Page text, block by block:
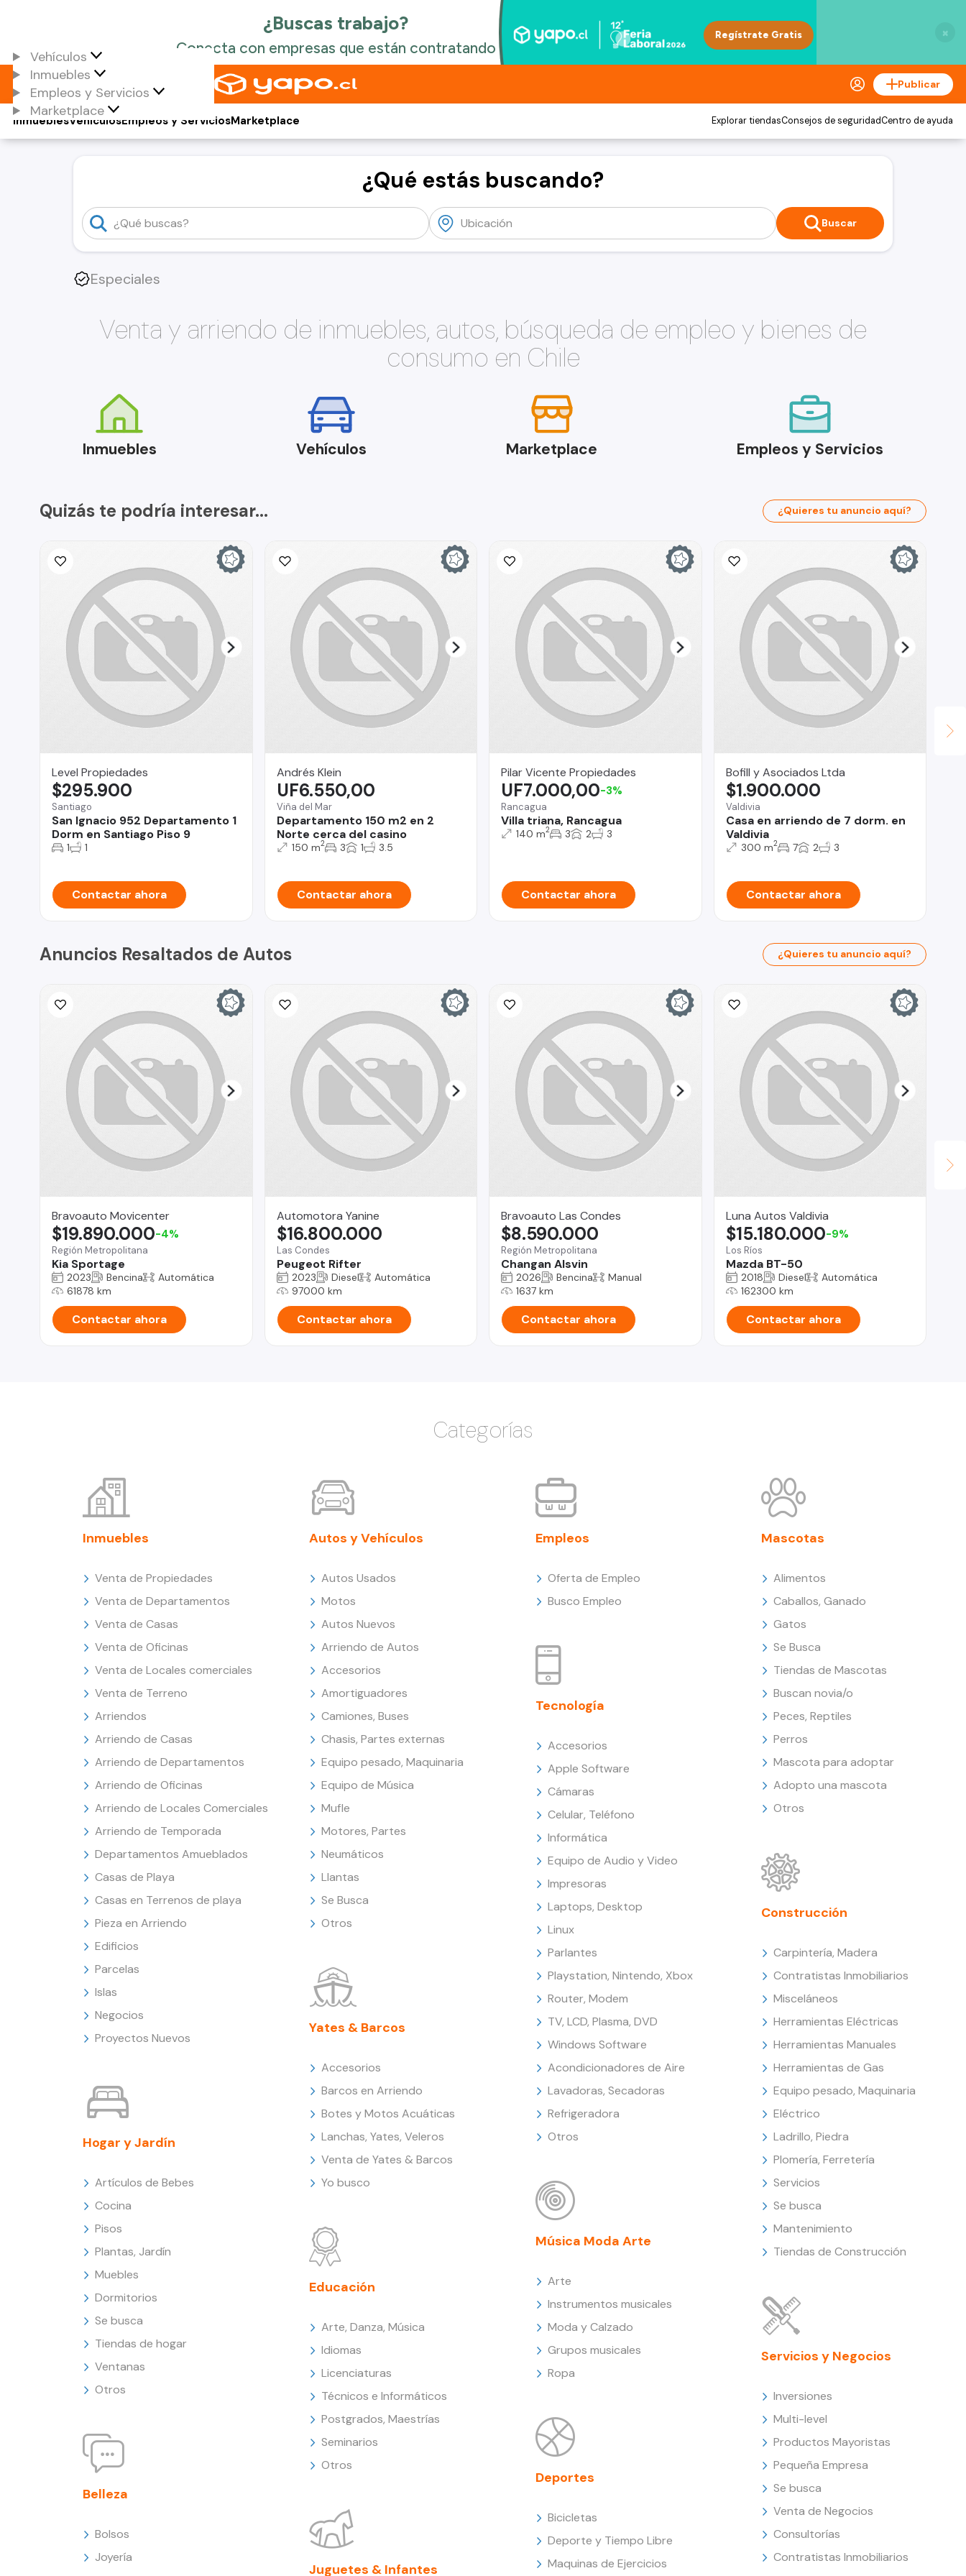
×
Vehículos
Inmuebles
Empleos y Servicios
Marketplace
Publicar
Vehículos
Inmuebles Empleos y ServiciosMarketplace Explorar tiendasConsejos de seguridadCentro de ayuda
¿Qué estás buscando?
Buscar
Especiales
Venta y arriendo de inmuebles, autos, búsqueda de empleo y bienes de
consumo en Chile
Inmuebles Vehículos Marketplace Empleos y Servicios
Quizás te podría interesar... ¿Quieres tu anuncio aquí?
Level Propiedades
Santiago
San Ignacio 952 Departamento 1
Dorm en Santiago Piso 9
$295.900
1 1
Contactar ahora
Andrés Klein
Viña del Mar
Departamento 150 m2 en 2
Norte cerca del casino
UF6.550,00
150 m2 3 1 3.5
Contactar ahora
Pilar Vicente Propiedades
Rancagua
Villa triana, Rancagua
UF7.000,00-3%
140 m2 3 2 3
Contactar ahora
Bofill y Asociados Ltda
Valdivia
Casa en arriendo de 7 dorm. en
Valdivia
$1.900.000
300 m2 7 2 3
Contactar ahora
Anuncios Resaltados de Autos ¿Quieres tu anuncio aquí?
Bravoauto Movicenter
Región Metropolitana
Kia Sportage
$19.890.000-4%
2023 Bencina
Automática
61878 km
Contactar ahora
Automotora Yanine
Las Condes
Peugeot Rifter
$16.800.000
2023 Diesel
Automática
97000 km
Contactar ahora
Bravoauto Las Condes
Región Metropolitana
Changan Alsvin
$8.590.000
2026 Bencina
Manual
1637 km
Contactar ahora
Luna Autos Valdivia
Los Ríos
Mazda BT-50
$15.180.000-9%
2018 Diesel
Automática
162300 km
Contactar ahora
Categorías
Inmuebles
Venta de Propiedades
Venta de Departamentos
Venta de Casas
Venta de Oficinas
Venta de Locales comerciales
Venta de Terreno
Arriendos
Arriendo de Casas
Arriendo de Departamentos
Arriendo de Oficinas
Arriendo de Locales Comerciales
Arriendo de Temporada
Departamentos Amueblados
Casas de Playa
Casas en Terrenos de playa
Pieza en Arriendo
Edificios
Parcelas
Islas
Negocios
Proyectos Nuevos
Hogar y Jardín
Artículos de Bebes
Cocina
Pisos
Plantas, Jardín
Muebles
Dormitorios
Se busca
Tiendas de hogar
Ventanas
Otros
Belleza
Bolsos
Joyería
Autos y Vehículos
Autos Usados
Motos
Autos Nuevos
Arriendo de Autos
Accesorios
Amortiguadores
Camiones, Buses
Chasis, Partes externas
Equipo pesado, Maquinaria
Equipo de Música
Mufle
Motores, Partes
Neumáticos
Llantas
Se Busca
Otros
Yates & Barcos
Accesorios
Barcos en Arriendo
Botes y Motos Acuáticas
Lanchas, Yates, Veleros
Venta de Yates & Barcos
Yo busco
Educación
Arte, Danza, Música
Idiomas
Licenciaturas
Técnicos e Informáticos
Postgrados, Maestrías
Seminarios
Otros
Juguetes & Infantes
Empleos
Oferta de Empleo
Busco Empleo
Tecnología
Accesorios
Apple Software
Cámaras
Celular, Teléfono
Informática
Equipo de Audio y Video
Impresoras
Laptops, Desktop
Linux
Parlantes
Playstation, Nintendo, Xbox
Router, Modem
TV, LCD, Plasma, DVD
Windows Software
Acondicionadores de Aire
Lavadoras, Secadoras
Refrigeradora
Otros
Música Moda Arte
Arte
Instrumentos musicales
Moda y Calzado
Grupos musicales
Ropa
Deportes
Bicicletas
Deporte y Tiempo Libre
Maquinas de Ejercicios
Mascotas
Alimentos
Caballos, Ganado
Gatos
Se Busca
Tiendas de Mascotas
Buscan novia/o
Peces, Reptiles
Perros
Mascota para adoptar
Adopto una mascota
Otros
Construcción
Carpintería, Madera
Contratistas Inmobiliarios
Misceláneos
Herramientas Eléctricas
Herramientas Manuales
Herramientas de Gas
Equipo pesado, Maquinaria
Eléctrico
Ladrillo, Piedra
Plomería, Ferretería
Servicios
Se busca
Mantenimiento
Tiendas de Construcción
Servicios y Negocios
Inversiones
Multi-level
Productos Mayoristas
Pequeña Empresa
Se busca
Venta de Negocios
Consultorías
Contratistas Inmobiliarios